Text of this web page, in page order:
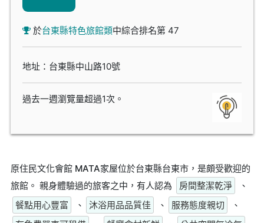
於台東縣特色旅館類中綜合排名第 47
地址：台東縣中山路10號
過去一週瀏覽量超過1次。
原住民文化會館 MATA家屋位於台東縣台東市，是頗受歡迎的
旅館。 親身體驗過的旅客之中，有人認為
房間整潔乾淨
、
餐點用心豐富
、 沐浴用品品質佳 、 服務態度親切
、